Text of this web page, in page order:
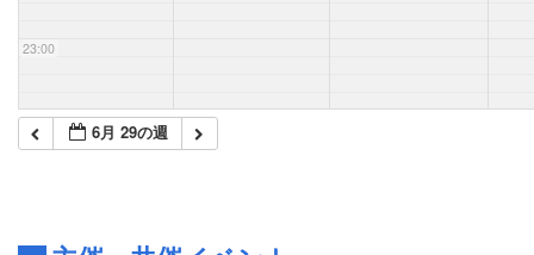
23:00
6月 29の週